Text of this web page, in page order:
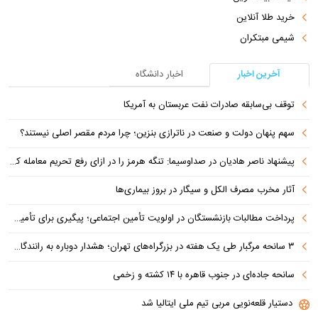
خرید طلا آنلاین
شیمی مبتکران
آخرین اخبار
اخبار دانشگاه
توقف بی‌سابقه صادرات نفت عربستان به آمریکا
سهم پنهان دولت و صنعت در ناترازی بنزین؛ چرا مردم مقصر اصلی نیستند؟
پیشنهاد ناصر هادیان در صداوسیما: تنگه هرمز را در ازای رفع تحریم معامله کنیم
آثار مخرب مصرف الکل و سیگار در بروز بیماری‌ها
پرداخت مطالبات بازنشستگان در اولویت تأمین اجتماعی؛ پیگیری برای تأمین منابع ادامه دارد
۳ سانحه مرگبار طی یک هفته در بزرگراه‌های تهران؛ هشدار دوباره به رانندگان و عابران
سانحه جاده‌ای در جنوب قاهره با ۱۴ کشته و زخمی
دستیار قلعه‌نویی مربی تیم ملی ایتالیا شد